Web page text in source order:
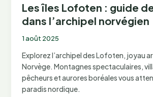
Les îles Lofoten : guide
dans l’archipel norvégien
1 août 2025
Explorez l’archipel des Lofoten, joyau
Norvège. Montagnes spectaculaires,
pêcheurs et aurores boréales vous
paradis nordique.